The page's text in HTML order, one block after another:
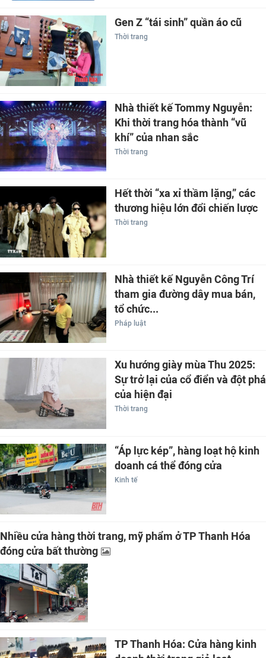
Gen Z “tái sinh” quần áo cũ
Thời trang
Nhà thiết kế Tommy Nguyễn:
Khi thời trang hóa thành “vũ
khí” của nhan sắc
Thời trang
Hết thời “xa xỉ thầm lặng,” các
thương hiệu lớn đổi chiến lược
Thời trang
Nhà thiết kế Nguyễn Công Trí
tham gia đường dây mua bán,
tổ chức...
Pháp luật
Xu hướng giày mùa Thu 2025:
Sự trở lại của cổ điển và đột phá
của hiện đại
Thời trang
“Áp lực kép”, hàng loạt hộ kinh
doanh cá thể đóng cửa
Kinh tế
Nhiều cửa hàng thời trang, mỹ phẩm ở TP Thanh Hóa
đóng cửa bất thường
TP Thanh Hóa: Cửa hàng kinh